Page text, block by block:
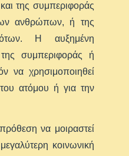
της συμπεριφοράς
ανθρώπων, ή της
Η αυξημένη
συμπεριφοράς ή
να χρησιμοποιηθεί
του ατόμου ή για την
να μοιραστεί
κοινωνική